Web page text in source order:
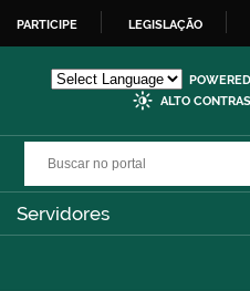
PARTICIPE LEGISLAÇÃO
ALTO
Servidores